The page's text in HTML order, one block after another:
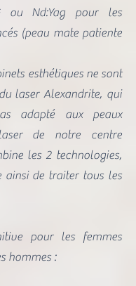
ou Nd:Yag pour les
(peau mate patiente
esthétiques ne sont
laser Alexandrite, qui
adapté aux peaux
de notre centre
les 2 technologies,
ainsi de traiter tous les
pour les femmes
hommes :